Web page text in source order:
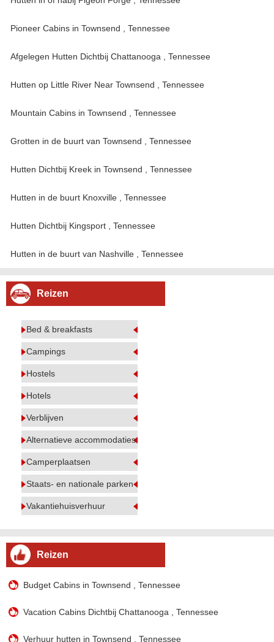
Pioneer Cabins in Townsend , Tennessee
Afgelegen Hutten Dichtbij Chattanooga , Tennessee
Hutten op Little River Near Townsend , Tennessee
Mountain Cabins in Townsend , Tennessee
Grotten in de buurt van Townsend , Tennessee
Hutten Dichtbij Kreek in Townsend , Tennessee
Hutten in de buurt Knoxville , Tennessee
Hutten Dichtbij Kingsport , Tennessee
Hutten in de buurt van Nashville , Tennessee
Reizen
Bed & breakfasts
Campings
Hostels
Hotels
Verblijven
Alternatieve accommodaties
Camperplaatsen
Staats- en nationale parken
Vakantiehuisverhuur
Reizen
Budget Cabins in Townsend , Tennessee
Vacation Cabins Dichtbij Chattanooga , Tennessee
Verhuur hutten in Townsend , Tennessee